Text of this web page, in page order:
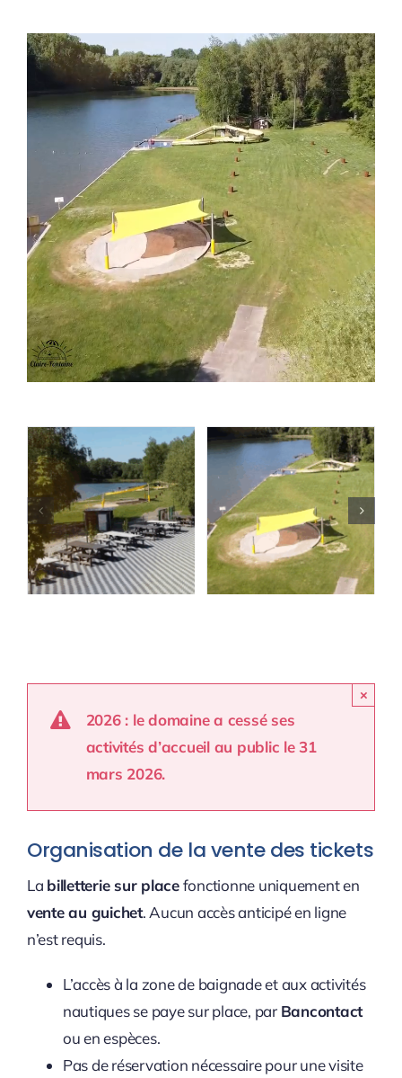
2026 : le domaine a cessé ses
activités d’accueil au public le 31
mars 2026.
×
Organisation de la vente des tickets
La billetterie sur placefonctionne uniquement en
vente au guichet. Aucun accès anticipé en ligne
n’est requis.
L’accès à la zone de baignade et aux activités
nautiques se paye sur place, par Bancontact
ou en espèces.
Pas de réservation nécessaire pour une visite